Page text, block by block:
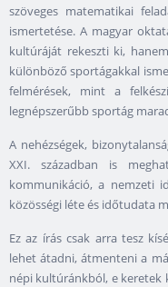
szöveges matematikai
ismertetése. A magyar
kultúráját rekeszti ki,
különböző sportágakkal
felmérések, mint a
legnépszerűbb sportág
A nehézségek,
XXI. században is
kommunikáció, a nemzeti
közösségi léte és időtudata
Ez az írás csak arra tesz
lehet átadni, átmenteni a
népi kultúránkból, e keretek